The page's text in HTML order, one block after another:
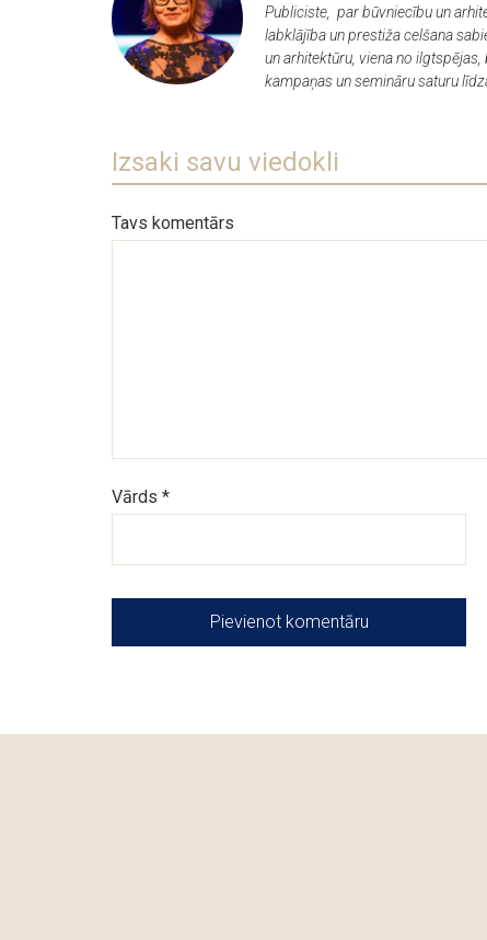
Publiciste, par būvniecību un
labklājība un prestiža celšana
un arhitektūru, viena no
kampaņas un semināru saturu
Izsaki savu viedokli
Tavs komentārs
Vārds *